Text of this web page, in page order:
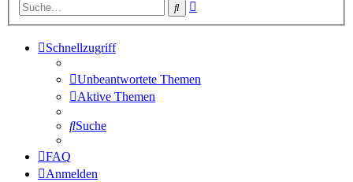
Suche
Schnellzugriff
Unbeantwortete Themen
Aktive Themen
Suche
FAQ
Anmelden